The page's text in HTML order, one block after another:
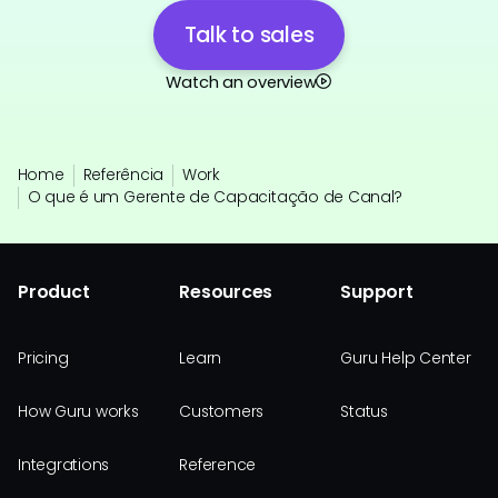
Talk to sales
Watch an overview
Home Referência
Work
O que é um Gerente de Capacitação de Canal?
Product
Pricing
How Guru works
Integrations
Resources
Learn
Customers
Reference
Support
Guru Help Center
Status